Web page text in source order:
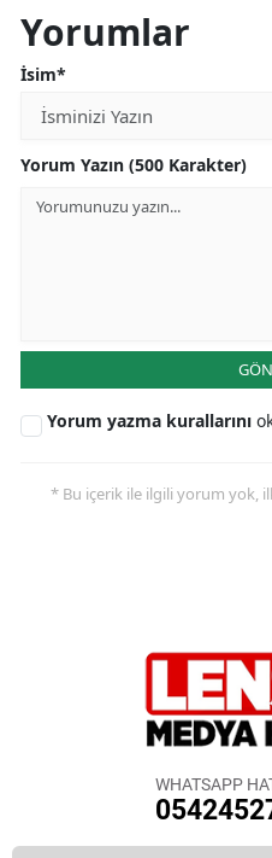
Yorumlar
İsim*
Yorum Yazın (500 Karakter)
Yorum yazma kurallarını
* Bu içerik ile ilgili yorum yok,
WHATSAPP